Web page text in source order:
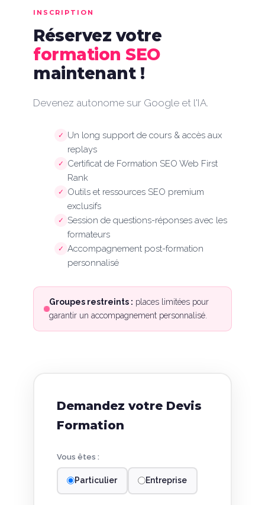
INSCRIPTION
Réservez votre
formation SEO
maintenant !
Devenez autonome sur Google et l'IA.
✓
Un long support de cours & accès aux
replays
✓
Certificat de Formation SEO Web First
Rank
✓
Outils et ressources SEO premium
exclusifs
✓
Session de questions-réponses avec les
formateurs
✓ Accompagnement post-formation
personnalisé
Groupes restreints : places limitées pour
garantir un accompagnement personnalisé.
Demandez votre Devis
Formation
Vous êtes :
Particulier Entreprise